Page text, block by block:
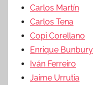
Carlos Martín
Carlos Tena
Copi Corellano
Enrique Bunbury
Iván Ferreiro
Jaime Urrutia